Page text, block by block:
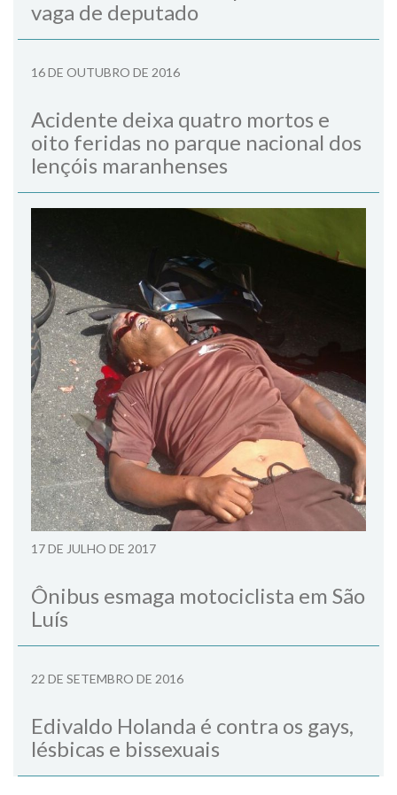
vaga de deputado
16 DE OUTUBRO DE 2016
Acidente deixa quatro mortos e
oito feridas no parque nacional dos
lençóis maranhenses
17 DE JULHO DE 2017
Ônibus esmaga motociclista em São
Luís
22 DE SETEMBRO DE 2016
Edivaldo Holanda é contra os gays,
lésbicas e bissexuais